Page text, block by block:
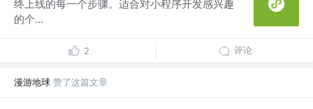
终上线的每一个步骤。适合对小程序开发感兴趣
的个...
2 评论
漫游地球 赞了这篇文章